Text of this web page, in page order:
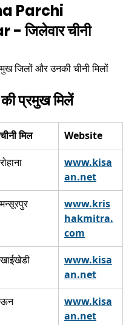
Parchi
जिलेवार चीनी
जिलों और उनकी चीनी मिलों
प्रमुख मिलें
चीनी मिल
Website
रोहाना
www.kisa
an.net
मन्सूरपुर
www.kris
hakmitra.
com
खाईखेडी
www.kisa
an.net
ऊन
www.kisa
an.net